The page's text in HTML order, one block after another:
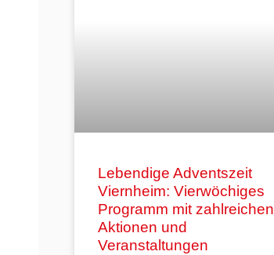
Lebendige Adventszeit
Viernheim: Vierwöchiges
Programm mit zahlreichen
Aktionen und
Veranstaltungen